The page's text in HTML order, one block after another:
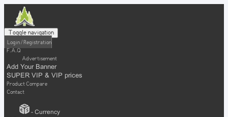
Toggle navigation
Login / Registration
F.A.Q
Advertisement
Add Your Banner
SUPER VIP & VIP prices
Product Compare
Contact
- Currency